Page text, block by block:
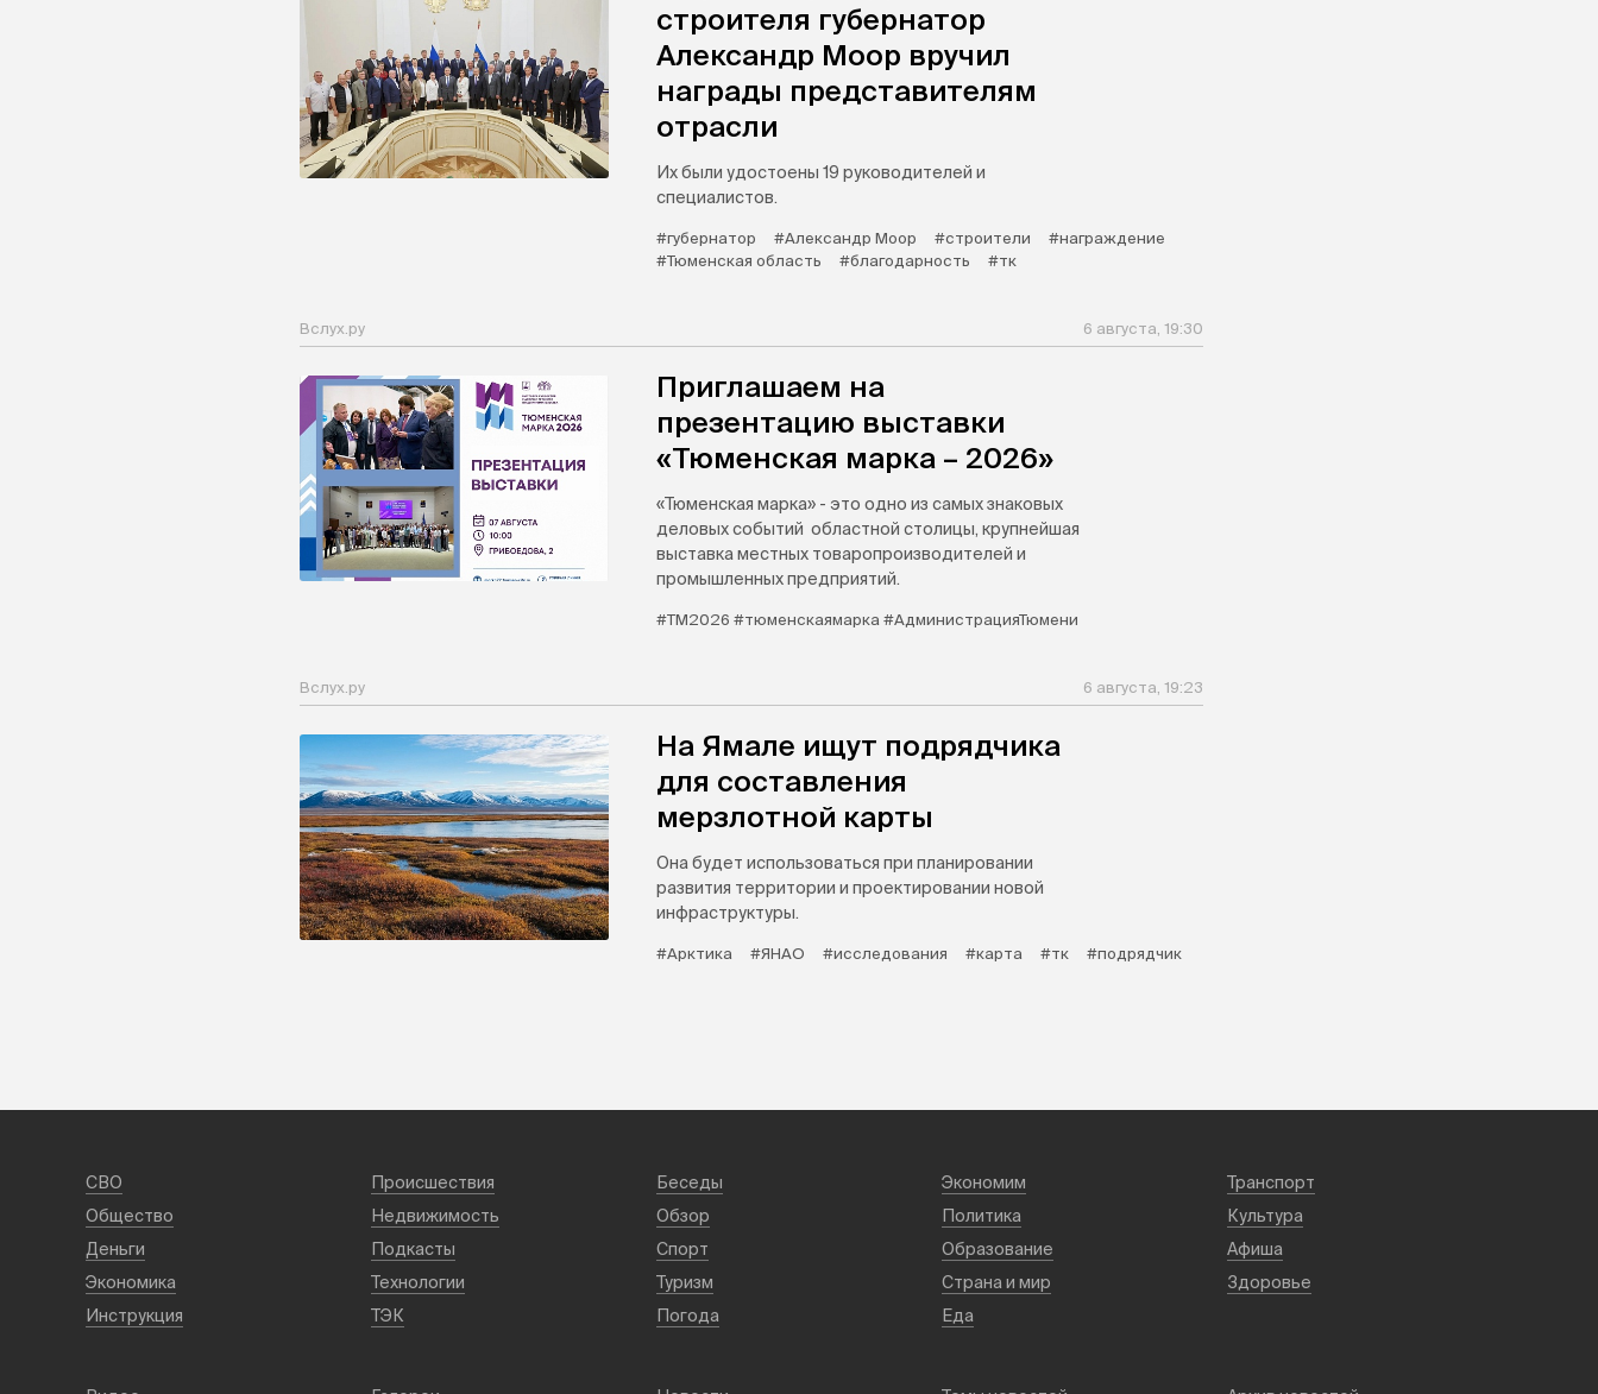
строителя губернатор
Александр Моор вручил
награды представителям
отрасли
Их были удостоены 19 руководителей и
специалистов.
#губернатор #Александр Моор #строители
#награждение
#Тюменская область
#благодарность #тк
Вслух.ру 6 августа, 19:30
Приглашаем на
презентацию выставки
«Тюменская марка – 2026»
«Тюменская марка» - это одно из самых знаковых
деловых событий областной столицы, крупнейшая
выставка местных товаропроизводителей и
промышленных предприятий.
#ТМ2026 #тюменскаямарка #АдминистрацияТюмени
Вслух.ру 6 августа, 19:23
На Ямале ищут подрядчика
для составления
мерзлотной карты
Она будет использоваться при планировании
развития территории и проектировании новой
инфраструктуры.
#Арктика #ЯНАО #исследования #карта #тк #подрядчик
СВО Происшествия Беседы Экономим
Транспорт
Общество
Недвижимость Обзор Политика
Культура
Деньги
Подкасты Спорт Образование
Афиша
Экономика
Технологии Туризм Страна и мир
Здоровье
Инструкция
ТЭК Погода Еда